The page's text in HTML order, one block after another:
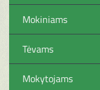
Mokiniams
Tėvams
Mokytojams